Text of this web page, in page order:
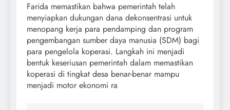
Farida memastikan bahwa pemerintah telah
menyiapkan dukungan dana dekonsentrasi untuk
menopang kerja para pendamping dan program
pengembangan sumber daya manusia (SDM) bagi
para pengelola koperasi. Langkah ini menjadi
bentuk keseriusan pemerintah dalam memastikan
koperasi di tingkat desa benar-benar mampu
menjadi motor ekonomi ra